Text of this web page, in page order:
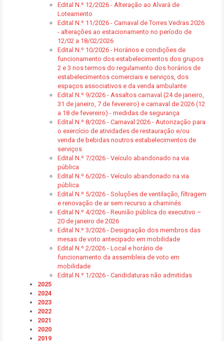
Edital N.º 12/2026 - Alteração ao Alvará de
Loteamento
Edital N.º 11/2026 - Carnaval de Torres Vedras 2026
- alterações ao estacionamento no período de
12/02 a 18/02/2026
Edital N.º 10/2026 - Horários e condições de
funcionamento dos estabelecimentos dos grupos
2 e 3 nos termos do regulamento dos horários de
estabelecimentos comerciais e serviços, dos
espaços associativos e da venda ambulante
Edital N.º 9/2026 - Assaltos carnaval (24 de janeiro,
31 de janeiro, 7 de fevereiro) e carnaval de 2026 (12
a 18 de fevereiro) - medidas de segurança
Edital N.º 8/2026 - Carnaval 2026 - Autorização para
o exercício de atividades de restauração e/ou
venda de bebidas noutros estabelecimentos de
serviços
Edital N.º 7/2026 - Veículo abandonado na via
pública
Edital N.º 6/2026 - Veículo abandonado na via
pública
Edital N.º 5/2026 - Soluções de ventilação, filtragem
e renovação de ar sem recurso a chaminés
Edital N.º 4/2026 - Reunião pública do executivo –
20 de janeiro de 2026
Edital N.º 3/2026 - Designação dos membros das
mesas de voto antecipado em mobilidade
Edital N.º 2/2026 - Local e horário de
funcionamento da assembleia de voto em
mobilidade
Edital N.º 1/2026 - Candidaturas não admitidas
2025
2024
2023
2022
2021
2020
2019